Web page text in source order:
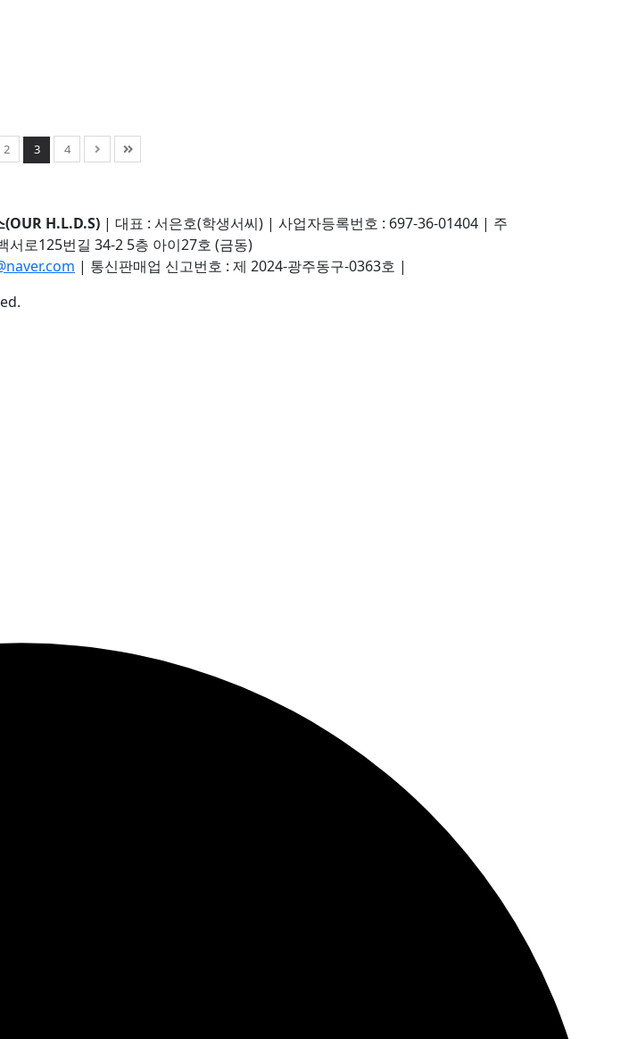
2 3 4
H.L.D.S) | 대표 : 서은호(학생서씨) | 사업자등록번호 : 697-36-01404 | 주
서로125번길 34-2 5층 아이27호 (금동)
| 통신판매업 신고번호 : 제 2024-광주동구-0363호 |